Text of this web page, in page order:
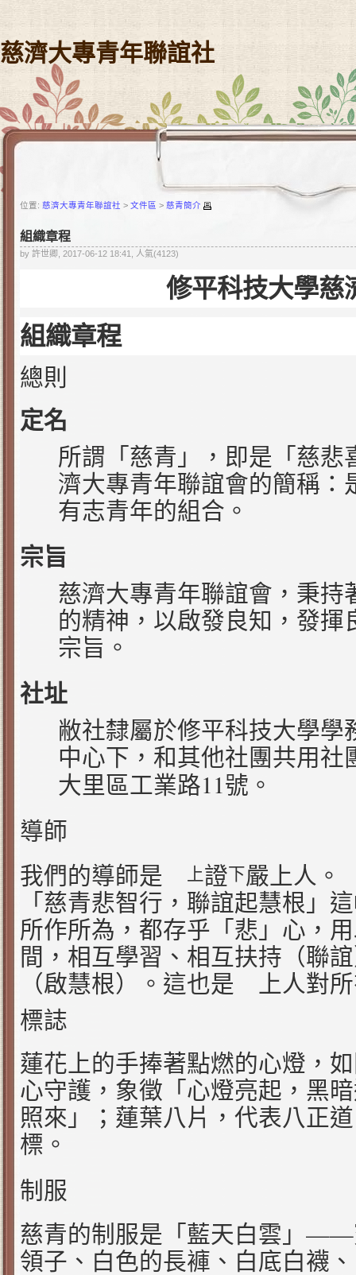
慈濟大專青年聯誼社
位置: 慈濟大專青年聯誼社 > 文件區 > 慈青簡介
組織章程
by 許世卿, 2017-06-12 18:41, 人氣(4123)
修平科技大學慈
組織章程
總則
定名
所謂「慈青」，即是「慈悲
濟大專青年聯誼會的簡稱：
有志青年的組合。
宗旨
慈濟大專青年聯誼會，秉持
的精神，以啟發良知，發揮
宗旨。
社址
敝社隸屬於修平科技大學學
中心下，和其他社團共用社
大里區工業路11號。
導師
我們的導師是
上證下嚴上人。
「慈青悲智行，聯誼起慧根」
所作所為，都存乎「悲」心，
間，相互學習、相互扶持（聯
（啟慧根）。這也是 上人對
標誌
蓮花上的手捧著點燃的心燈，
心守護，象徵「心燈亮起，黑
照來」；蓮葉八片，代表八正
標。
制服
慈青的制服是「藍天白雲」 ——
領子、白色的長褲、白底白襪